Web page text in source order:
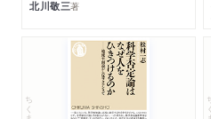
北川敬三著
ちくま新書 ち